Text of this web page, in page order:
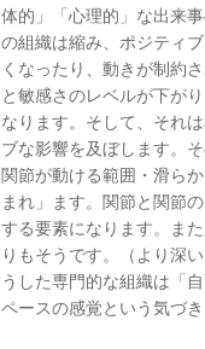
体的」「心理的」な出来
の組織は縮み、ポジティ
くなったり、動きが制約
と敏感さのレベルが下が
なります。そして、それ
ブな影響を及ぼします。
関節が動ける範囲・滑ら
まれ」ます。関節と関節
する要素になります。ま
りもそうです。（より深
うした専門的な組織は「
ペースの感覚という気づ